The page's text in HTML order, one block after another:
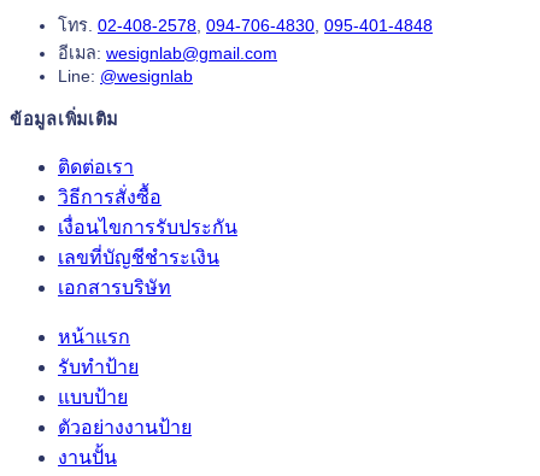
โทร. 02-408-2578, 094-706-4830, 095-401-4848
อีเมล: wesignlab@gmail.com
Line: @wesignlab
ข้อมูลเพิ่มเติม
ติดต่อเรา
วิธีการสั่งซื้อ
เงื่อนไขการรับประกัน
เลขที่บัญชีชำระเงิน
เอกสารบริษัท
หน้าแรก
รับทำป้าย
แบบป้าย
ตัวอย่างงานป้าย
งานปั้น